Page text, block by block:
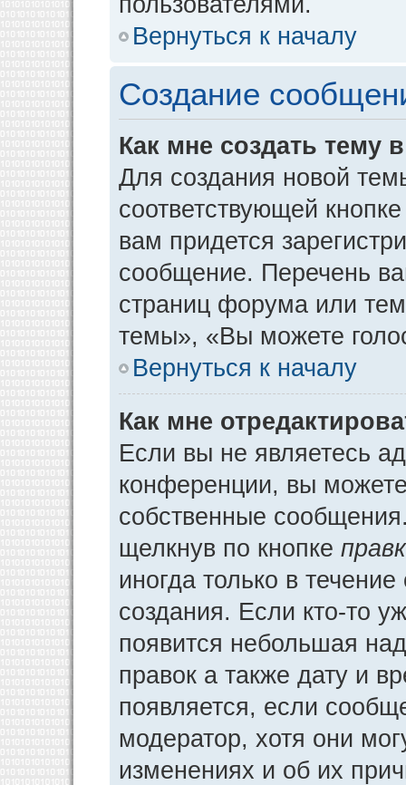
Вернуться к началу
Создание
Как мне создать тему
Для создания новой
соответствующей
вам придется
сообщение. Перечень
страниц форума или
темы», «Вы можете
Вернуться к началу
Как мне
Если вы не являетесь
конференции, вы можете
собственные
щелкнув по кнопке
иногда только в
создания. Если кто-то
появится небольшая
правок а также дату и
появляется, если
модератор, хотя они
изменениях и об их